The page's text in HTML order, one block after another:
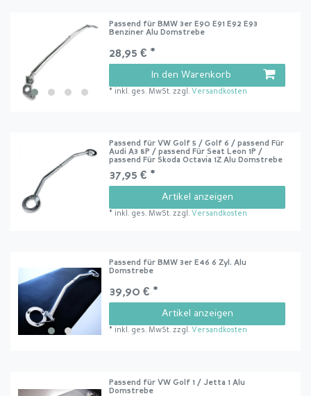
Passend für BMW 3er E90 E91 E92 E93
Benziner Alu Domstrebe
28,95 € *
In den Warenkorb
* inkl. ges. MwSt. zzgl. Versandkosten
Passend für VW Golf 5 / Golf 6 / passend Für
Audi A3 8P / passend Für Seat Leon 1P /
passend Für Skoda Octavia 1Z Alu Domstrebe
37,95 € *
Artikel anzeigen
* inkl. ges. MwSt. zzgl. Versandkosten
Passend für BMW 3er E46 6 Zyl. Alu
Domstrebe
39,90 € *
Artikel anzeigen
* inkl. ges. MwSt. zzgl. Versandkosten
Passend für VW Golf 1 / Jetta 1 Alu
Domstrebe